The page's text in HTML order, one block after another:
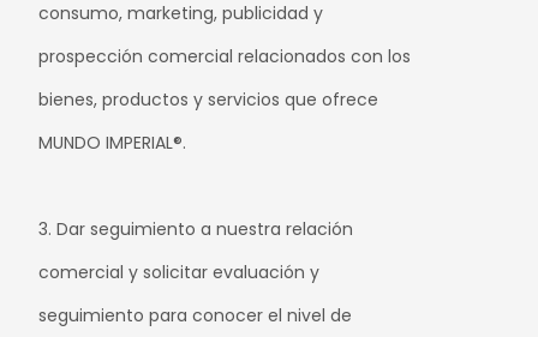
consumo, marketing, publicidad y
prospección comercial relacionados con los
bienes, productos y servicios que ofrece
MUNDO IMPERIAL®.
3. Dar seguimiento a nuestra relación
comercial y solicitar evaluación y
seguimiento para conocer el nivel de